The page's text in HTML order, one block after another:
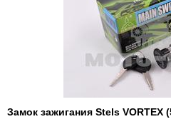
Замок зажигания Stels VORTEX